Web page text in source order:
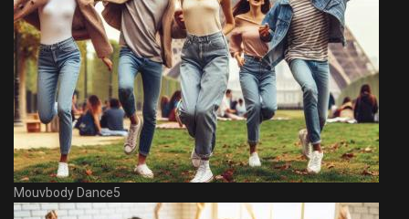
Mouvbody Dance5